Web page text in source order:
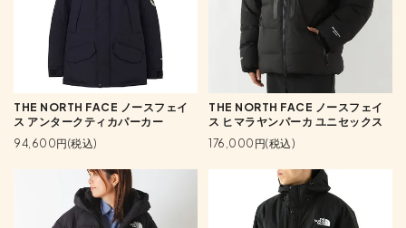
THE NORTH FACE ノースフェイ
ス アンタークティカパーカー
94,600円(税込)
THE NORTH FACE ノースフェイ
ス ヒマラヤンパーカ ユニセックス
176,000円(税込)